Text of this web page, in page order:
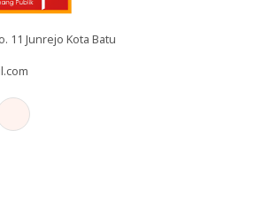
11 Junrejo Kota Batu